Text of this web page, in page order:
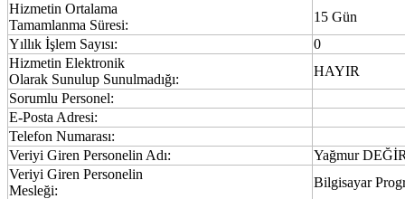
Hizmetin Ortalama
Tamamlanma Süresi:
15 Gün
Yıllık İşlem Sayısı:
0
Hizmetin Elektronik
Olarak Sunulup Sunulmadığı:
HAYIR
Sorumlu Personel:
E-Posta Adresi:
Telefon Numarası:
Veriyi Giren Personelin Adı:
Yağmur
Veriyi Giren Personelin
Mesleği:
Bilgisayar